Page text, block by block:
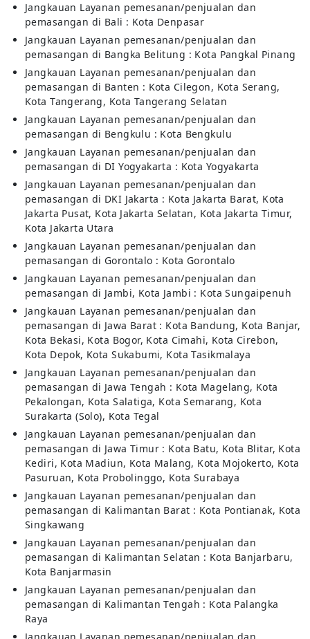
Jangkauan Layanan pemesanan/penjualan dan
pemasangan di Bali : Kota Denpasar
Jangkauan Layanan pemesanan/penjualan dan
pemasangan di Bangka Belitung : Kota Pangkal Pinang
Jangkauan Layanan pemesanan/penjualan dan
pemasangan di Banten : Kota Cilegon, Kota Serang,
Kota Tangerang, Kota Tangerang Selatan
Jangkauan Layanan pemesanan/penjualan dan
pemasangan di Bengkulu : Kota Bengkulu
Jangkauan Layanan pemesanan/penjualan dan
pemasangan di DI Yogyakarta : Kota Yogyakarta
Jangkauan Layanan pemesanan/penjualan dan
pemasangan di DKI Jakarta : Kota Jakarta Barat, Kota
Jakarta Pusat, Kota Jakarta Selatan, Kota Jakarta Timur,
Kota Jakarta Utara
Jangkauan Layanan pemesanan/penjualan dan
pemasangan di Gorontalo : Kota Gorontalo
Jangkauan Layanan pemesanan/penjualan dan
pemasangan di Jambi, Kota Jambi : Kota Sungaipenuh
Jangkauan Layanan pemesanan/penjualan dan
pemasangan di Jawa Barat : Kota Bandung, Kota Banjar,
Kota Bekasi, Kota Bogor, Kota Cimahi, Kota Cirebon,
Kota Depok, Kota Sukabumi, Kota Tasikmalaya
Jangkauan Layanan pemesanan/penjualan dan
pemasangan di Jawa Tengah : Kota Magelang, Kota
Pekalongan, Kota Salatiga, Kota Semarang, Kota
Surakarta (Solo), Kota Tegal
Jangkauan Layanan pemesanan/penjualan dan
pemasangan di Jawa Timur : Kota Batu, Kota Blitar, Kota
Kediri, Kota Madiun, Kota Malang, Kota Mojokerto, Kota
Pasuruan, Kota Probolinggo, Kota Surabaya
Jangkauan Layanan pemesanan/penjualan dan
pemasangan di Kalimantan Barat : Kota Pontianak, Kota
Singkawang
Jangkauan Layanan pemesanan/penjualan dan
pemasangan di Kalimantan Selatan : Kota Banjarbaru,
Kota Banjarmasin
Jangkauan Layanan pemesanan/penjualan dan
pemasangan di Kalimantan Tengah : Kota Palangka
Raya